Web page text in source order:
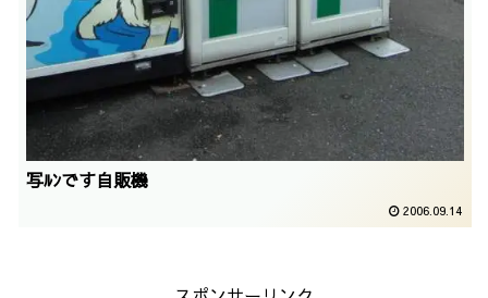
写ﾙﾝです自販機
2006.09.14